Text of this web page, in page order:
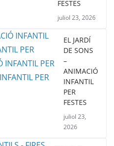
FESTES
juliol 23, 2026
EL JARDÍ
DE SONS
–
ANIMACIÓ
INFANTIL
PER
FESTES
juliol 23,
2026